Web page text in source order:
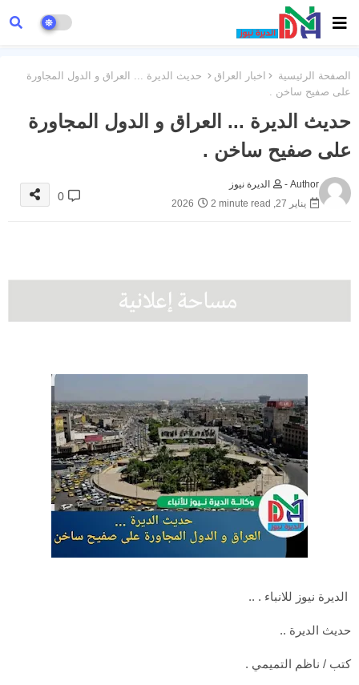
الصفحة الرئيسية اخبار العراق
حديث الديرة ... العراق و الدول المجاورة
على صفيح ساخن .
حديث الديرة ... العراق و الدول المجاورة
على صفيح ساخن .
Author -
الديرة نيوز
يناير 27, 2026
2 minute read
0
الديرة نيوز للانباء . ..
حديث الديرة ..
كتب / ناظم التميمي .